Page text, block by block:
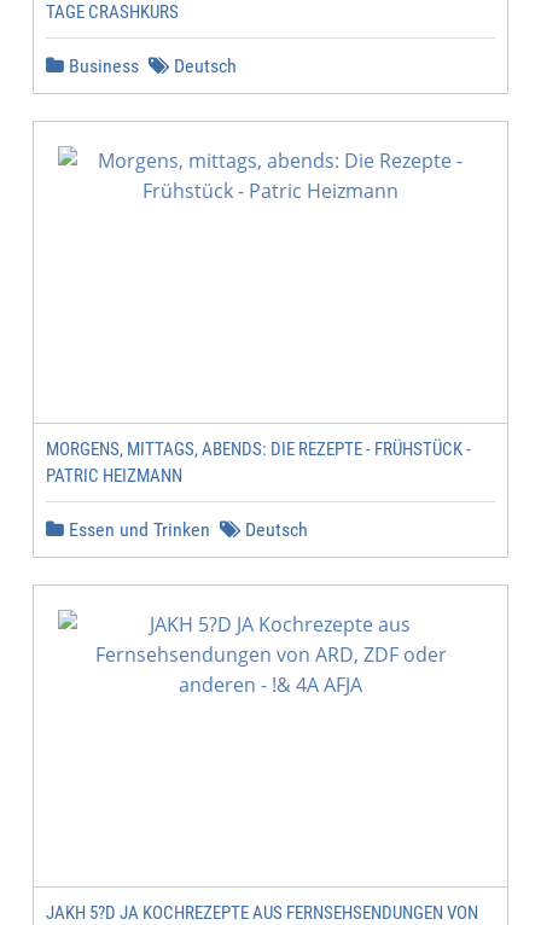
TAGE CRASHKURS
Business Deutsch
MORGENS, MITTAGS, ABENDS: DIE REZEPTE - FRÜHSTÜCK -
PATRIC HEIZMANN
Essen und Trinken Deutsch
JAKH 5?D JA KOCHREZEPTE AUS FERNSEHSENDUNGEN VON